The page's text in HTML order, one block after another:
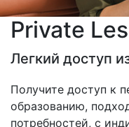
Private
Легкий доступ
Получите доступ к
образованию,
потребностей, с